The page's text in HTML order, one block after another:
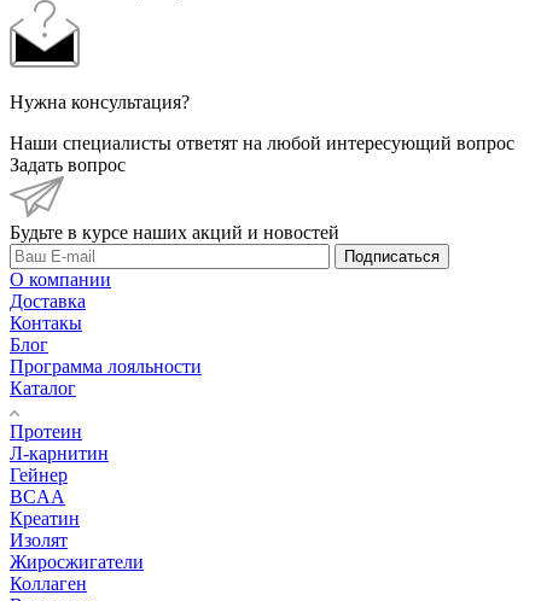
Нужна консультация?
Наши специалисты ответят на любой интересующий вопрос
Задать вопрос
Будьте в курсе наших акций и новостей
Подписаться
О компании
Доставка
Контакы
Блог
Программа лояльности
Каталог
Протеин
Л-карнитин
Гейнер
BCAA
Креатин
Изолят
Жиросжигатели
Коллаген